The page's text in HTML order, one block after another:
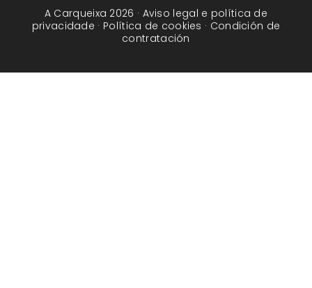
A Carqueixa 2026 · Aviso legal e política de
privacidade · Política de cookies · Condición de
contratación